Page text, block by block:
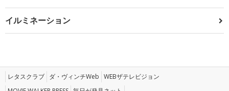
イルミネーション
レタスクラブ ダ・ヴィンチWeb WEBザテレビジョン